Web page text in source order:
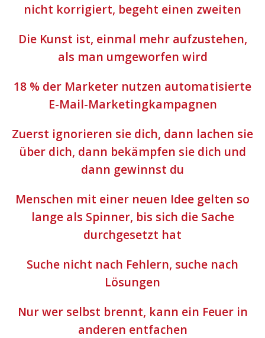
nicht korrigiert, begeht einen zweiten
Die Kunst ist, einmal mehr aufzustehen,
als man umgeworfen wird
18 % der Marketer nutzen automatisierte
E-Mail-Marketingkampagnen
Zuerst ignorieren sie dich, dann lachen sie
über dich, dann bekämpfen sie dich und
dann gewinnst du
Menschen mit einer neuen Idee gelten so
lange als Spinner, bis sich die Sache
durchgesetzt hat
Suche nicht nach Fehlern, suche nach
Lösungen
Nur wer selbst brennt, kann ein Feuer in
anderen entfachen